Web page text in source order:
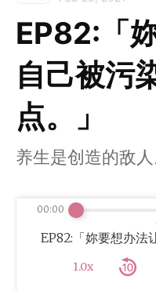
EP82:「
自己被污
点。」
养生是创造的敌人
EP82:「妳要想办法
1.0x
00:00